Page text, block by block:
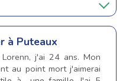
à Puteaux
j'ai 24 ans. Mon
au point mort j'aimerai